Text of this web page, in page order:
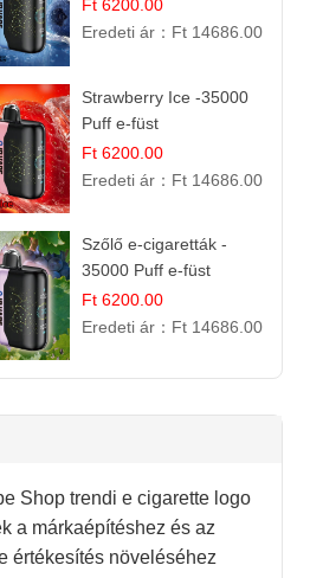
Ft 6200.00
Eredeti ár： Ft 14686.00
Strawberry Ice -35000
Puff e-füst
Ft 6200.00
Eredeti ár： Ft 14686.00
Szőlő e-cigaretták -
35000 Puff e-füst
Ft 6200.00
Eredeti ár： Ft 14686.00
Shop trendi e cigarette logo
a márkaépítéshez és az
értékesítés növeléséhez